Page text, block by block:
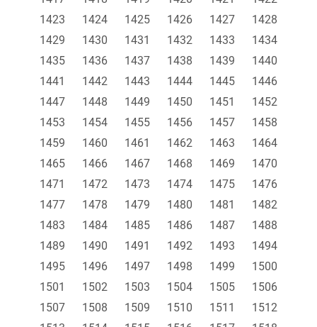
1423
1424 1425 1426 1427
1428
1429
1430 1431 1432 1433
1434
1435
1436 1437 1438 1439
1440
1441
1442 1443 1444 1445
1446
1447
1448 1449 1450 1451
1452
1453
1454 1455 1456 1457
1458
1459
1460 1461 1462 1463
1464
1465
1466 1467 1468 1469
1470
1471
1472 1473 1474 1475
1476
1477
1478 1479 1480 1481
1482
1483
1484 1485 1486 1487
1488
1489
1490 1491 1492 1493
1494
1495
1496 1497 1498 1499
1500
1501
1502 1503 1504 1505
1506
1507
1508 1509 1510 1511
1512